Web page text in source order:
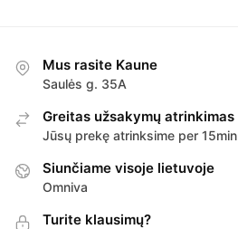
Mus rasite Kaune
Saulės g. 35A
Greitas užsakymų atrinkimas
Jūsų prekę atrinksime per 15min
Siunčiame visoje lietuvoje
Omniva
Turite klausimų?